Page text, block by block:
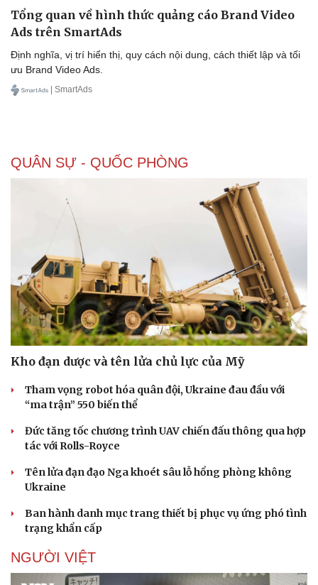
Nhi khoa
Nam khoa
Làm đẹp - giảm cân
Phòng mạch online
Ăn sạch sống khỏe
Tổng quan về hình thức quảng cáo Brand Video
Ads trên SmartAds
Định nghĩa, vị trí hiển thị, quy cách nội dung, cách thiết lập và tối
ưu Brand Video Ads.
| SmartAds
QUÂN SỰ - QUỐC PHÒNG
Kho đạn dược và tên lửa chủ lực của Mỹ
Tham vọng robot hóa quân đội, Ukraine đau đầu với
“ma trận” 550 biến thể
Đức tăng tốc chương trình UAV chiến đấu thông qua hợp
tác với Rolls-Royce
Tên lửa đạn đạo Nga khoét sâu lỗ hổng phòng không
Ukraine
Ban hành danh mục trang thiết bị phục vụ ứng phó tình
trạng khẩn cấp
NGƯỜI VIỆT